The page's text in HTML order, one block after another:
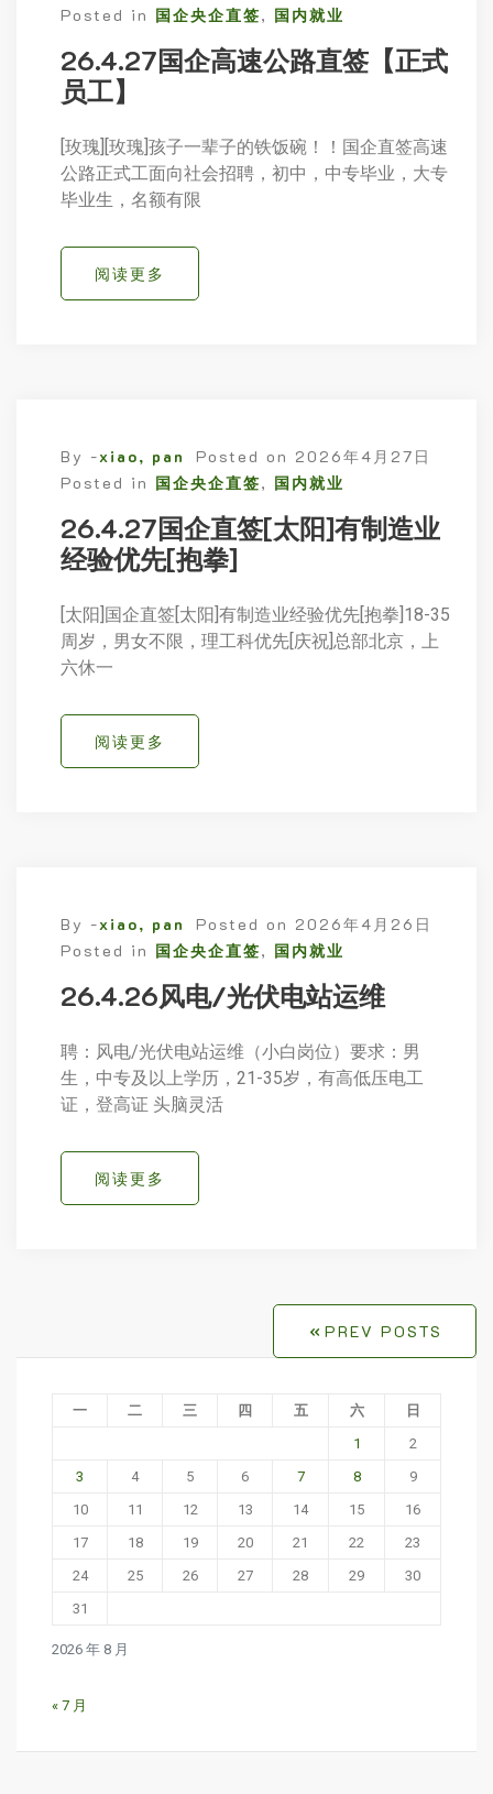
Posted in 国企央企直签, 国内就业
26.4.27国企高速公路直签【正式
员工】
[玫瑰][玫瑰]孩子一辈子的铁饭碗！！国企直签高速
公路正式工面向社会招聘，初中，中专毕业，大专
毕业生，名额有限
阅读更多
By -xiao, pan Posted on 2026年4月27日
Posted in 国企央企直签, 国内就业
26.4.27国企直签[太阳]有制造业
经验优先[抱拳]
[太阳]国企直签[太阳]有制造业经验优先[抱拳]18-35
周岁，男女不限，理工科优先[庆祝]总部北京，上
六休一
阅读更多
By -xiao, pan Posted on 2026年4月26日
Posted in 国企央企直签, 国内就业
26.4.26风电/光伏电站运维
聘：风电/光伏电站运维（小白岗位）要求：男
生，中专及以上学历，21-35岁，有高低压电工
证，登高证 头脑灵活
阅读更多
navigation
PREV POSTS
2026 年 8 月
一 二 三 四 五 六
日
1
2
3
4 5 6 7 8
9
10
11 12 13 14 15
16
17
18 19 20 21 22
23
24
25 26 27 28 29
30
31
« 7 月